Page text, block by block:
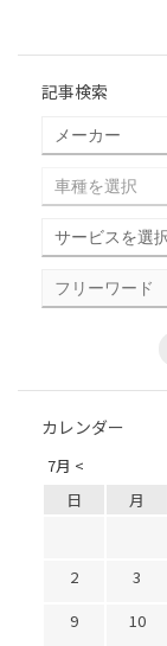
記事検索
カレンダー
7月 <
日 月
2
3
9
10